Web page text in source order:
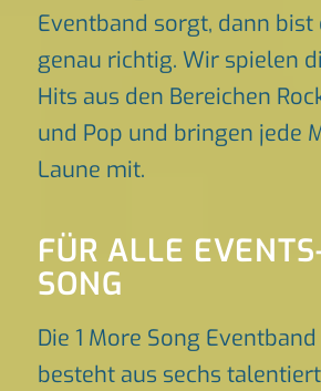
Eventband sorgt, dann bist
genau richtig. Wir spielen
Hits aus den Bereichen
und Pop und bringen jede
Laune mit.
FÜR ALLE
SONG
Die 1 More Song
besteht aus sechs